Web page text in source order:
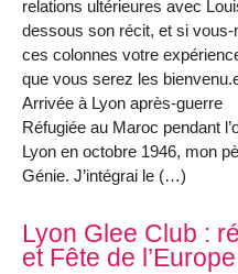
relations ultérieures avec
dessous son récit, et si
ces colonnes votre
que vous serez les
Arrivée à Lyon après-guerre
Réfugiée au Maroc pendant
Lyon en octobre 1946, mon
Génie. J’intégrai le (…)
Lyon Glee Club :
et Fête de l’Europe